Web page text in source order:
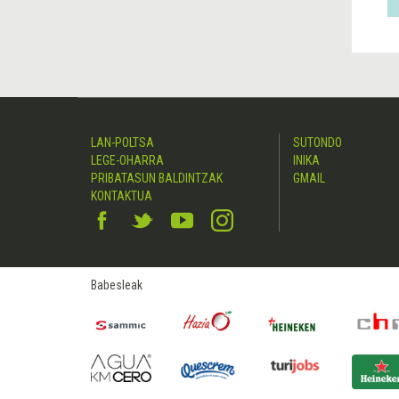
LAN-POLTSA
LEGE-OHARRA
PRIBATASUN BALDINTZAK
KONTAKTUA
SUTONDO
INIKA
GMAIL
Babesleak